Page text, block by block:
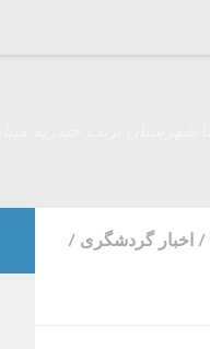
/ اخبار گردشگری /